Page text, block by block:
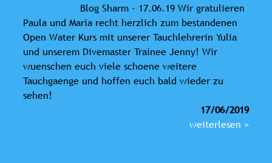
Blog Sharm - 17.06.19 Wir gratulieren
Paula und Maria recht herzlich zum bestandenen
Open Water Kurs mit unserer Tauchlehrerin Yulia
und unserem Divemaster Trainee Jenny! Wir
wuenschen euch viele schoene weitere
Tauchgaenge und hoffen euch bald wieder zu
sehen!
17/06/2019
weiterlesen »